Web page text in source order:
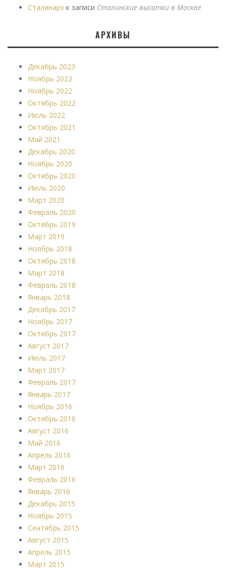
Сталинарх к записи Сталинские высотки в Москве
АРХИВЫ
Декабрь 2023
Ноябрь 2023
Ноябрь 2022
Октябрь 2022
Июль 2022
Октябрь 2021
Май 2021
Декабрь 2020
Ноябрь 2020
Октябрь 2020
Июль 2020
Март 2020
Февраль 2020
Октябрь 2019
Март 2019
Ноябрь 2018
Октябрь 2018
Март 2018
Февраль 2018
Январь 2018
Декабрь 2017
Ноябрь 2017
Октябрь 2017
Август 2017
Июль 2017
Март 2017
Февраль 2017
Январь 2017
Ноябрь 2016
Октябрь 2016
Август 2016
Май 2016
Апрель 2016
Март 2016
Февраль 2016
Январь 2016
Декабрь 2015
Ноябрь 2015
Сентябрь 2015
Август 2015
Апрель 2015
Март 2015